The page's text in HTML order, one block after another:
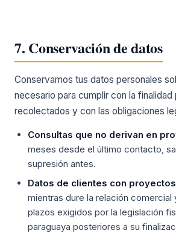
7. Conservación de datos
Conservamos tus datos personales
necesario para cumplir con la finalidad
recolectados y con las obligaciones
Consultas que no derivan en
meses desde el último contacto,
supresión antes.
Datos de clientes con
mientras dure la relación comercial
plazos exigidos por la legislación
paraguaya posteriores a su